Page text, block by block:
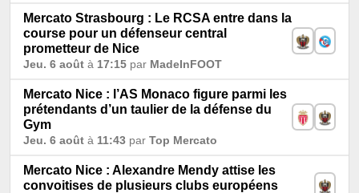
Mercato Strasbourg : Le RCSA entre dans la
course pour un défenseur central
prometteur de Nice
Jeu. 6 août à 17:15 par MadeInFOOT
Mercato Nice : l’AS Monaco figure parmi les
prétendants d’un taulier de la défense du
Gym
Jeu. 6 août à 11:43 par Top Mercato
Mercato Nice : Alexandre Mendy attise les
convoitises de plusieurs clubs européens